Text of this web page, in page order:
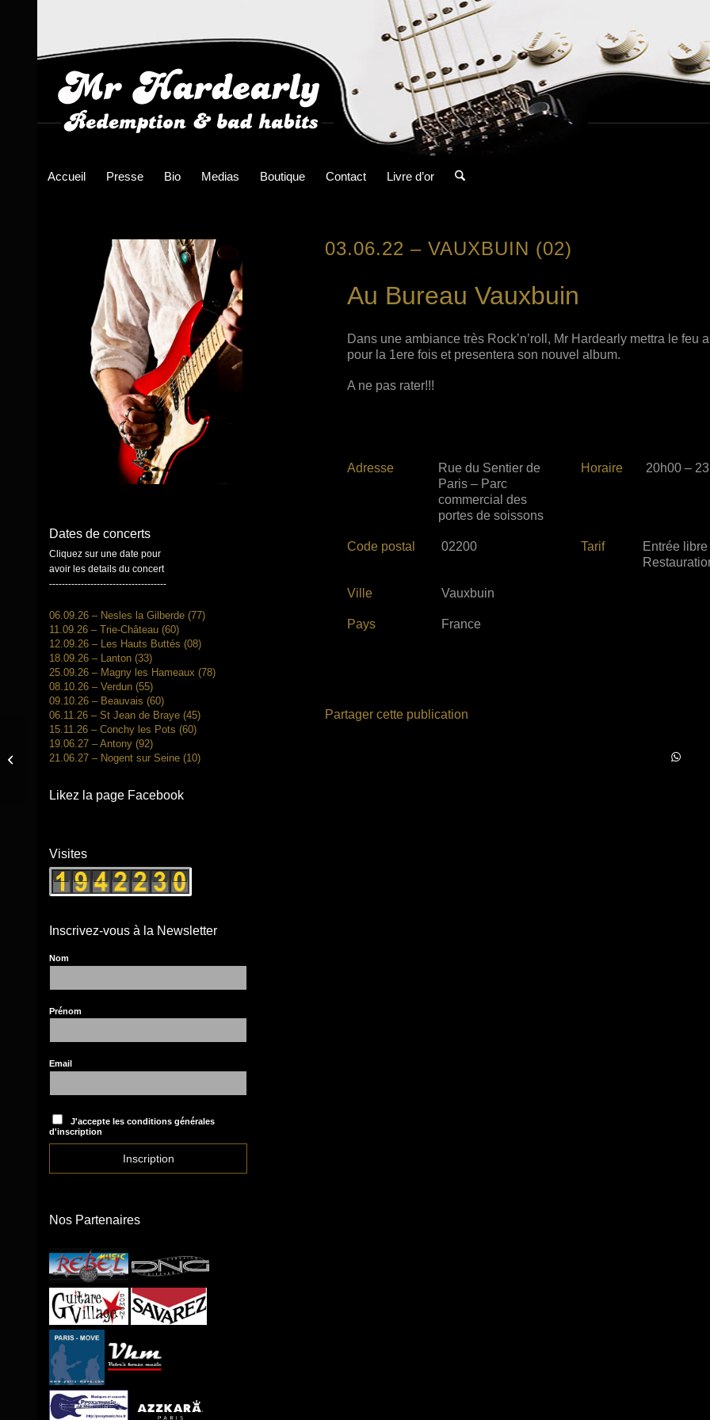
Accueil Presse Bio Medias Boutique Contact Livre d’or
03.06.22 – VAUXBUIN (02)
Au Bureau Vauxbuin
Dans une ambiance très Rock’n’roll, Mr Hardearly mettra le feu
pour la 1ere fois et presentera son nouvel album.
A ne pas rater!!!
Adresse
Rue du Sentier de
Paris – Parc
commercial des
portes de soissons
Horaire 20h00 –
Code postal 02200 Tarif
Entrée libre
Ville Vauxbuin
Pays France
Partager cette publication
Dates de concerts
Cliquez sur une date pour
avoir les details du concert
-------------------------------------
06.09.26 – Nesles la Gilberde (77)
11.09.26 – Trie-Château (60)
12.09.26 – Les Hauts Buttés (08)
18.09.26 – Lanton (33)
25.09.26 – Magny les Hameaux (78)
08.10.26 – Verdun (55)
09.10.26 – Beauvais (60)
06.11.26 – St Jean de Braye (45)
15.11.26 – Conchy les Pots (60)
19.06.27 – Antony (92)
21.06.27 – Nogent sur Seine (10)
Likez la page Facebook
Visites
Inscrivez-vous à la Newsletter
Nom
Prénom
Email
J'accepte les conditions générales
d'inscription
Nos Partenaires
14.05.22 – Sens (89)